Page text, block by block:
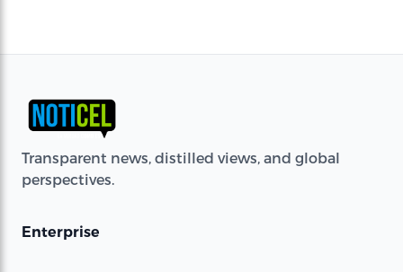
Transparent news, distilled views, and global
perspectives.
Enterprise